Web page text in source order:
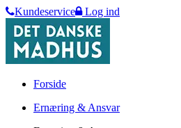
Kundeservice Log ind
Forside
Ernæring & Ansvar